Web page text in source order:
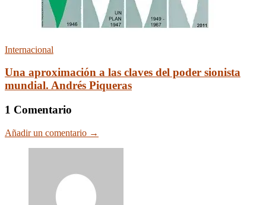
Internacional
Una aproximación a las claves del poder sionista
mundial. Andrés Piqueras
1 Comentario
Añadir un comentario →